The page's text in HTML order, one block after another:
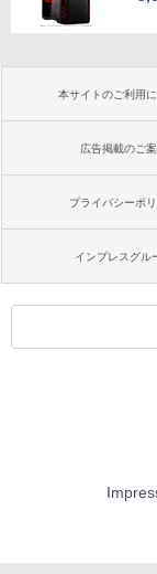
本サイトのご利用
広告掲載のご
プライバシーポ
インプレスグル